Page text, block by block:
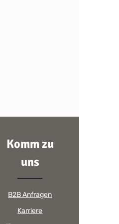
Komm zu
uns
B2B Anfragen
Karriere